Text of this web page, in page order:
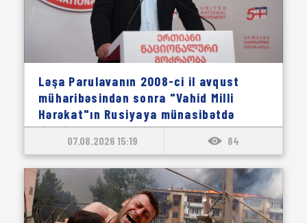
Ləşa Parulavanın 2008-ci il avqust
müharibəsindən sonra "Vahid Milli
Hərəkat"ın Rusiyaya münasibətdə
ritorikası barədə açıqlaması: "Təkcə
sərt deyildi, Gürcüstan ölkəmizin
ləyaqətini və ərazi bütövlüyünü bütün
platformalarda müdafiə edirdi."
07.08.2026 15:19 84